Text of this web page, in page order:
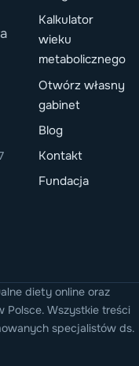
Kalkulator
wieku
metabolicznego
Otwórz własny
gabinet
Blog
Kontakt
Fundacja
diety online oraz
Wszystkie treści
specjalistów ds.